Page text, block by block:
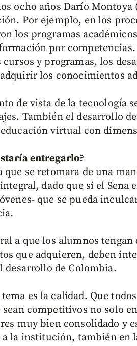
ocho años Darío
Por ejemplo, en los
los programas
por
cursos y programas, los
los conocimientos
de vista de la tecnología
También el desarrollo
virtual con
entregarlo?
que se retomara de una
dado que si el Sena
que se pueda
a que los alumnos tengan
que adquieren, deben
de Colombia.
es la calidad. Que
sean competitivos no solo
muy bien consolidado y
la institución, también en